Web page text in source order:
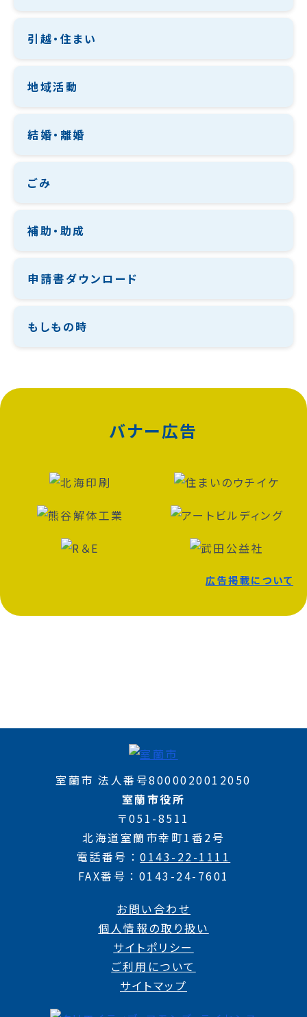
引越・住まい
地域活動
結婚・離婚
ごみ
補助・助成
申請書ダウンロード
もしもの時
バナー広告
広告掲載について
室蘭市 法人番号8000020012050
室蘭市役所
〒051-8511
北海道室蘭市幸町1番2号
電話番号
0143-22-1111
FAX番号
0143-24-7601
お問い合わせ
個人情報の取り扱い
サイトポリシー
ご利用について
サイトマップ